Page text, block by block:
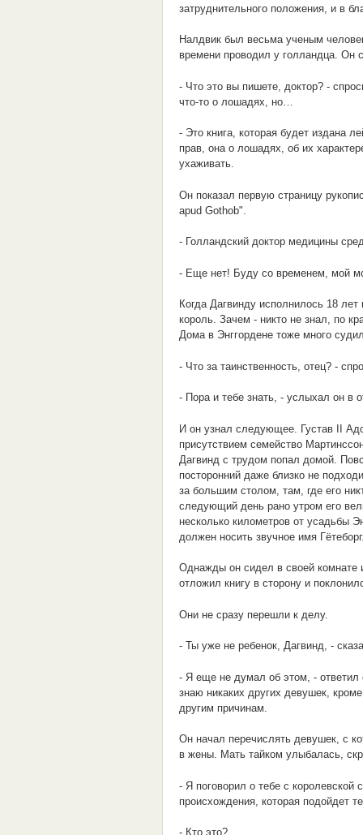
затруднительного положения, и в
Налдвик был весьма ученым
времени проводил у голландца. Он
- Что это вы пишете, доктор? -
что-то о лошадях, но…
- Это книга, которая будет издана
прав, она о лошадях, об их
ухаживать.
Он показал первую страницу
apud Gothob".
- Голландский доктор медицины
- Еще нет! Буду со временем, мой
Когда Дагвинду исполнилось 18
король. Зачем - никто не знал, по
Дома в Энггордене тоже много
- Что за таинственность, отец? -
- Пора и тебе знать, - услыхал он в
И он узнал следующее. Густав II
присутствием семейство
Дагвинд с трудом попал домой.
посторонний даже близко не
за большим столом, там, где его
следующий день рано утром его
несколько километров от усадьбы
должен носить звучное имя
Однажды он сидел в своей комнате
отложил книгу в сторону и
Они не сразу перешли к делу.
- Ты уже не ребенок, Дагвинд, -
- Я еще не думал об этом, -
знаю никаких других девушек,
другим причинам.
Он начал перечислять девушек, с
в жены. Мать тайком улыбалась,
- Я поговорил о тебе с королевской
происхождения, которая подойдет
- Кто это?